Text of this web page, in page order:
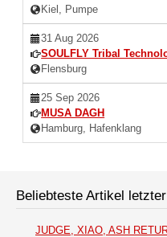
Kiel, Pumpe
31 Aug 2026
SOULFLY Tribal
Flensburg
25 Sep 2026
MUSA DAGH
Hamburg, Hafenklang
Beliebteste Artikel
JUDGE, XIAO, ASH